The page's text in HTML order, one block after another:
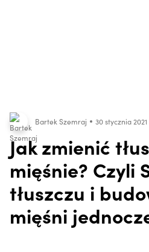
Bartek Szemraj 30 stycznia 2021
Jak zmienić
mięśnie? Czyli
tłuszczu i
mięśni